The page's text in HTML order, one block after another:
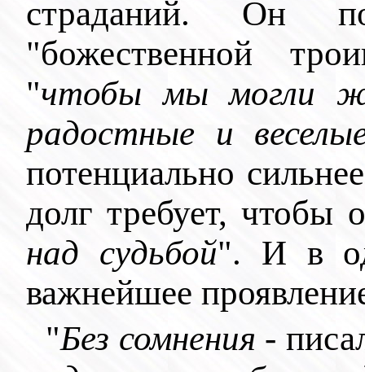
страданий. Он
"божественной
"чтобы мы могли
радостные и
потенциально
долг требует, чтобы
над судьбой". И в
важнейшее
"Без сомнения -